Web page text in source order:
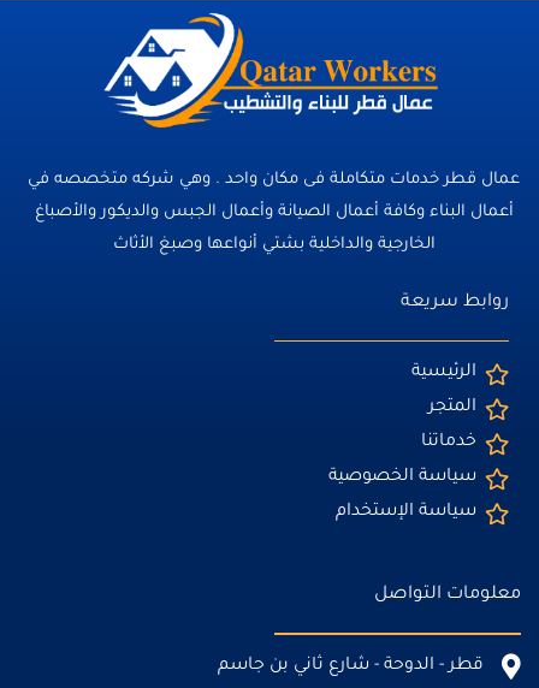
عمال قطر خدمات متكاملة فى مكان واحد . وهي شركه متخصصه في
أعمال البناء وكافة أعمال الصيانة وأعمال الجبس والديكور والأصباغ
الخارجية والداخلية بشتي أنواعها وصبغ الأثاث
روابط سريعة
الرئيسية
المتجر
خدماتنا
سياسة الخصوصية
سياسة الإستخدام
معلومات التواصل
قطر - الدوحة - شارع ثاني بن جاسم